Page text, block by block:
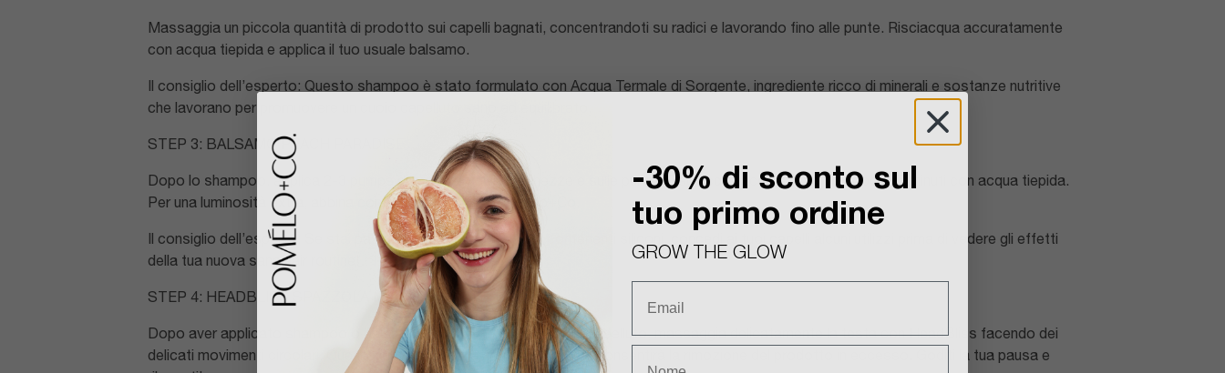
Massaggia un piccola quantità di prodotto sui capelli bagnati, concentrandoti su radici e lavorando fino alle punte. Risciacqua accuratamente
con acqua tiepida e applica il tuo usuale balsamo.
Il consiglio dell’esperto: Questo shampoo è stato formulato con Acqua Termale di Sorgente, ingrediente ricco di minerali e sostanze nutritive
che lavorano per promuovere un cuoio capelluto sano ed equilibrato.
STEP 3: BALSAMO PEACH PARADISE
Dopo lo shampoo, applica 2-3 pumps di prodotto sulle lunghezze e sulle punte. Risciacqua accuratamente dopo 2-5 minuti con acqua tiepida.
Per una luminosità extra, abbina con il tuo Vanilla Elixir Pomélo+Co.
Il consiglio dell’esperto: Se stai passando dall'uso di balsami contenenti siliconi, concedi ai tuoi capelli alcuni utilizzi prima di vedere gli effetti
della tua nuova sana hair routine!
STEP 4: HEADBLISS SPAZZOLA MASSAGGIANTE
Dopo aver applicato shampoo o balsamo uniformemente sul cuoio capelluto, massaggia delicatamente la testa con HeadBliss facendo dei
delicati movimenti circolari. Questo aiuterà l’esfoliazione della cute e consentirà la rimozione del prodotto in eccesso. Goditi la tua pausa e
-30% di sconto sul
tuo primo ordine
GROW THE GLOW